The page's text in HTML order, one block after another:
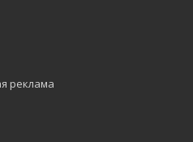
реклама